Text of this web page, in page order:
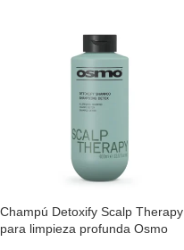
Champú Detoxify Scalp Therapy
para limpieza profunda Osmo